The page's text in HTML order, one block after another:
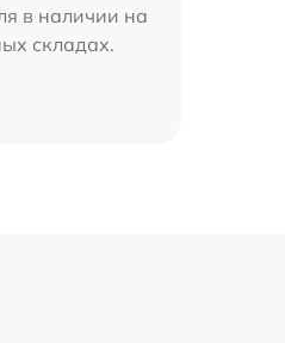
в наличии на
складах.